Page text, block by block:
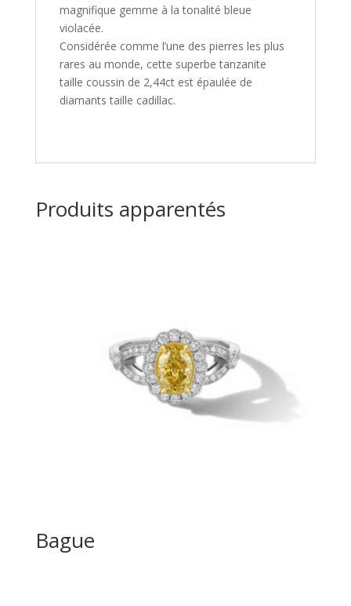
magnifique gemme à la tonalité bleue
violacée.
Considérée comme l’une des pierres les plus
rares au monde, cette superbe tanzanite
taille coussin de 2,44ct est épaulée de
diamants taille cadillac.
Produits apparentés
Bague